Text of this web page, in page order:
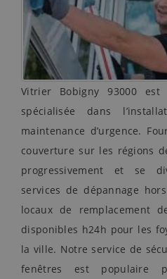
Vitrier Bobigny 93000
spécialisée dans
maintenance d’urgence.
couverture sur les régions
progressivement et se
services de dépannage
locaux de remplacement
disponibles h24h pour les
la ville. Notre service de
fenêtres est populaire